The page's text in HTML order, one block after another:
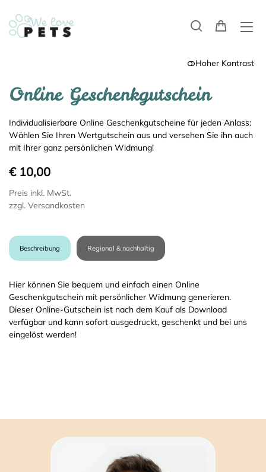
Hoher Kontrast
Online Geschenkgutschein
Individualisierbare Online Geschenkgutscheine für jeden Anlass:
Wählen Sie Ihren Wertgutschein aus und versehen Sie ihn auch
mit Ihrer ganz persönlichen Widmung!
€ 10,00
Preis inkl. MwSt.
zzgl. Versandkosten
Beschreibung Regional & nachhaltig
Hier können Sie bequem und einfach einen Online
Geschenkgutschein mit persönlicher Widmung generieren.
Dieser Online-Gutschein ist nach dem Kauf als Download
verfügbar und kann sofort ausgedruckt, geschenkt und bei uns
eingelöst werden!